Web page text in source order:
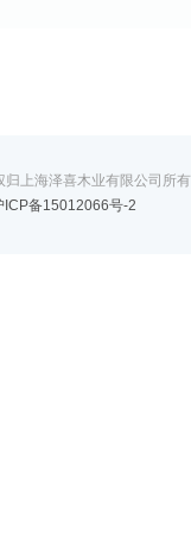
归上海泽喜木业有限公司所有
ICP备15012066号-2